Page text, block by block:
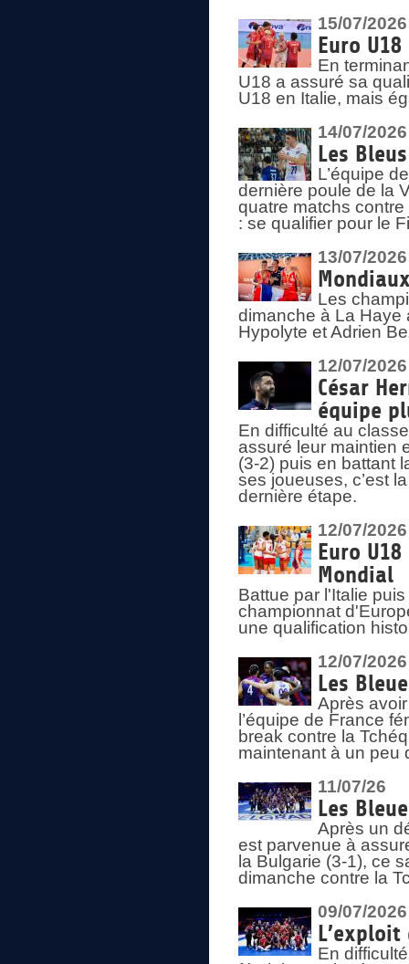
15/07/2026
Euro
En
U18 a assuré sa
U18 en Italie, mais
14/07/2026
Les
L’équipe
dernière poule de la
quatre matchs
: se qualifier pour le
13/07/2026
Les
dimanche à La Haye
Hypolyte et Adrien
12/07/2026
César
équipe
En difficulté au
assuré leur maintien
(3-2) puis en battant
ses joueuses, c’est
dernière étape.
12/07/2026
Euro
Mondial
Battue par l'Italie
championnat
une qualification
12/07/2026
Les
Après
l’équipe de France
break contre la
maintenant à un peu
11/07/26
Les
Après un
est parvenue à
la Bulgarie (3-1), ce
dimanche contre la
09/07/2026
En